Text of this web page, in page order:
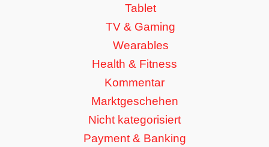
Tablet
TV & Gaming
Wearables
Health & Fitness
Kommentar
Marktgeschehen
Nicht kategorisiert
Payment & Banking